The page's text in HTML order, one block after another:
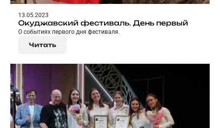
13.05.2023
Окуджавский фестиваль. День первый
О событиях первого дня фестиваля.
Читать